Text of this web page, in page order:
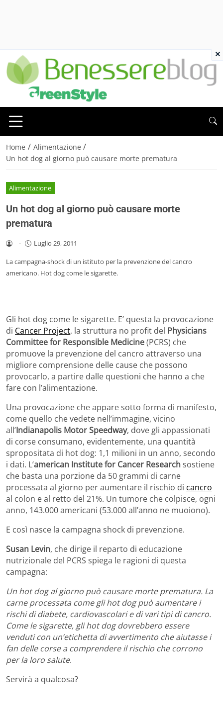
Home / Alimentazione /
Un hot dog al giorno può causare morte prematura
Alimentazione
Un hot dog al giorno può causare morte
prematura
- Luglio 29, 2011
La campagna-shock di un istituto per la prevenzione del cancro
americano. Hot dog come le sigarette.
Gli hot dog come le sigarette. E’ questa la provocazione
di Cancer Project, la struttura no profit del Physicians
Committee for Responsible Medicine(PCRS) che
promuove la prevenzione del cancro attraverso una
migliore comprensione delle cause che possono
provocarlo, a partire dalle questioni che hanno a che
fare con l’alimentazione.
Una provocazione che appare sotto forma di manifesto,
come quello che vedete nell’immagine, vicino
all’Indianapolis Motor Speedway, dove gli appassionati
di corse consumano, evidentemente, una quantità
spropositata di hot dog: 1,1 milioni in un anno, secondo
i dati. L’american Institute for Cancer Researchsostiene
che basta una porzione da 50 grammi di carne
processata al giorno per aumentare il rischio di cancro
al colon e al retto del 21%. Un tumore che colpisce, ogni
anno, 143.000 americani (53.000 all’anno ne muoiono).
E così nasce la campagna shock di prevenzione.
Susan Levin, che dirige il reparto di educazione
nutrizionale del PCRS spiega le ragioni di questa
campagna:
Un hot dog al giorno può causare morte prematura. La
carne processata come gli hot dog può aumentare i
rischi di diabete, cardiovascolari e di vari tipi di cancro.
Come le sigarette, gli hot dog dovrebbero essere
venduti con un’etichetta di avvertimento che aiutasse i
fan delle corse a comprendere il rischio che corrono
per la loro salute.
Servirà a qualcosa?
×